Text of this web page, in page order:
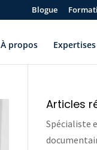
Blogue
À propos Expertises
Articles
Spécialiste